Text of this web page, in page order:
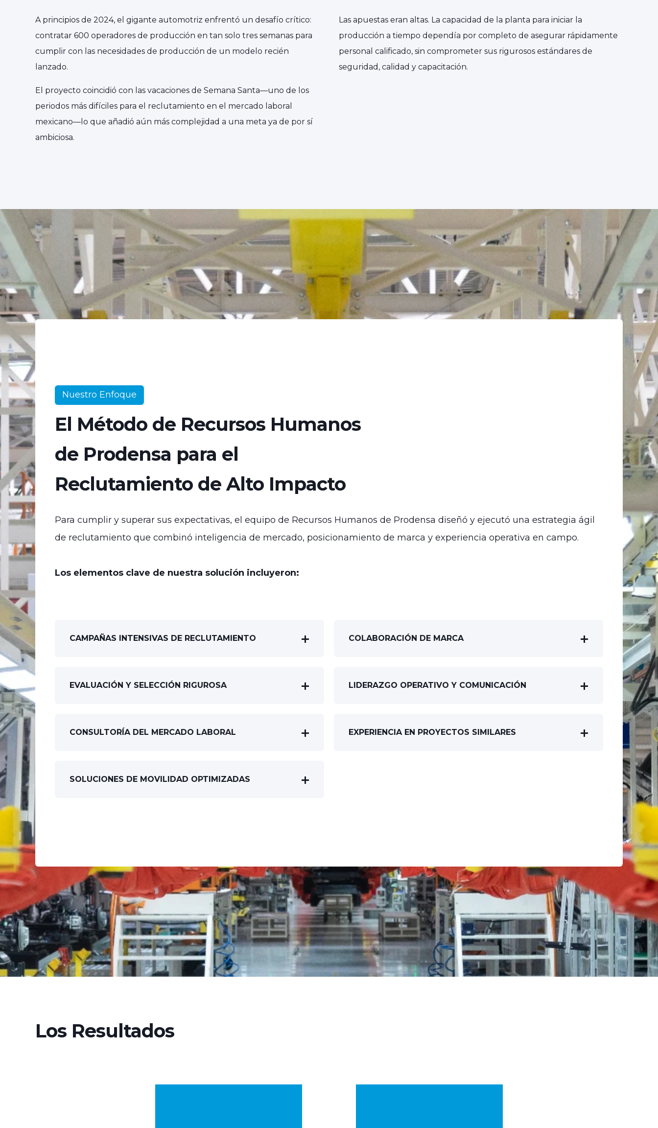
A principios de 2024, el gigante automotriz enfrentó un desafío crítico:
contratar 600 operadores de producción en tan solo tres semanas para
cumplir con las necesidades de producción de un modelo recién
lanzado.
El proyecto coincidió con las vacaciones de Semana Santa—uno de los
periodos más difíciles para el reclutamiento en el mercado laboral
mexicano—lo que añadió aún más complejidad a una meta ya de por sí
ambiciosa.
Las apuestas eran altas. La capacidad de la planta para iniciar la
producción a tiempo dependía por completo de asegurar rápidamente
personal calificado, sin comprometer sus rigurosos estándares de
seguridad, calidad y capacitación.
Nuestro Enfoque
El Método de Recursos Humanos
de Prodensa para el
Reclutamiento de Alto Impacto
Para cumplir y superar sus expectativas, el equipo de Recursos Humanos de Prodensa diseñó y ejecutó una estrategia ágil
de reclutamiento que combinó inteligencia de mercado, posicionamiento de marca y experiencia operativa en campo.
Los elementos clave de nuestra solución incluyeron:
CAMPAÑAS INTENSIVAS DE RECLUTAMIENTO
EVALUACIÓN Y SELECCIÓN RIGUROSA
CONSULTORÍA DEL MERCADO LABORAL
SOLUCIONES DE MOVILIDAD OPTIMIZADAS
COLABORACIÓN DE MARCA
LIDERAZGO OPERATIVO Y COMUNICACIÓN
EXPERIENCIA EN PROYECTOS SIMILARES
Los Resultados